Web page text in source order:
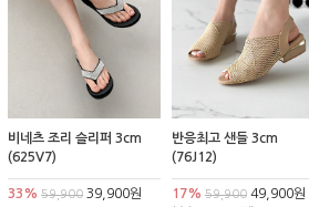
비네츠 조리 슬리퍼 3cm
(625V7)
33% 59,900 39,900원
반응최고 샌들 3cm
(76J12)
17% 59,90049,900원